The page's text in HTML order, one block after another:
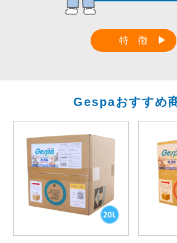
特 徴
Gespaおすすめ